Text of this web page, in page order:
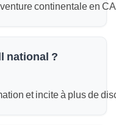
continentale en
national ?
et incite à plus de